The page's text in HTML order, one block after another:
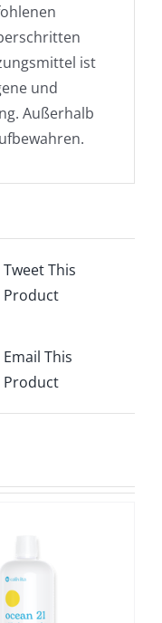
ist
und
Außerhalb
Tweet This
Product
Email This
Product